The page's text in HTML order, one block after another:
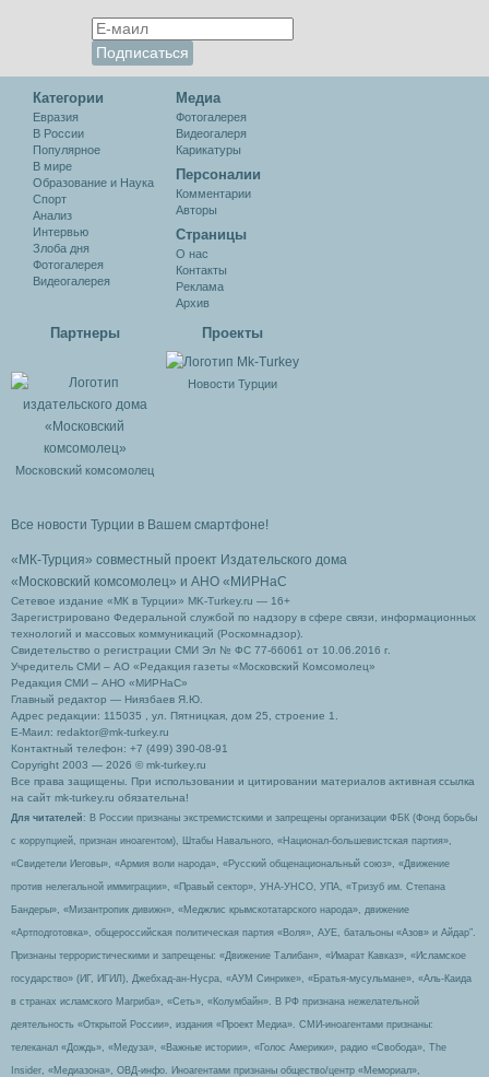
Категории
Евразия
В России
Популярное
В мире
Образование и Наука
Спорт
Анализ
Интервью
Злоба дня
Фотогалерея
Видеогалерея
Медиа
Фотогалерея
Видеогалеря
Карикатуры
Персоналии
Комментарии
Авторы
Cтраницы
О нас
Контакты
Реклама
Архив
Партнеры
Московский комсомолец
Проекты
Новости Турции
Все новости Турции в Вашем смартфоне!
«МК-Турция» совместный проект Издательского дома
«Московский комсомолец» и АНО «МИРНаС
Сетевое издание «МК в Турции» MK-Turkey.ru — 16+
Зарегистрировано Федеральной службой по надзору в сфере связи, информационных
технологий и массовых коммуникаций (Роскомнадзор).
Свидетельство о регистрации СМИ Эл № ФС 77-66061 от 10.06.2016 г.
Учредитель СМИ – АО «Редакция газеты «Московский Комсомолец»
Редакция СМИ – АНО «МИРНаС»
Главный редактор — Ниязбаев Я.Ю.
Адрес редакции: 115035 , ул. Пятницкая, дом 25, строение 1.
Е-Маил: redaktor@mk-turkey.ru
Контактный телефон: +7 (499) 390-08-91
Copyright 2003 — 2026 © mk-turkey.ru
Все права защищены. При использовании и цитировании материалов активная ссылка
на сайт mk-turkey.ru обязательна!
Для читателей : В России признаны экстремистскими и запрещены организации ФБК (Фонд борьбы
с коррупцией, признан иноагентом), Штабы Навального, «Национал-большевистская партия»,
«Свидетели Иеговы», «Армия воли народа», «Русский общенациональный союз», «Движение
против нелегальной иммиграции», «Правый сектор», УНА-УНСО, УПА, «Тризуб им. Степана
Бандеры», «Мизантропик дивижн», «Меджлис крымскотатарского народа», движение
«Артподготовка», общероссийская политическая партия «Воля», АУЕ, батальоны «Азов» и Айдар″.
Признаны террористическими и запрещены: «Движение Талибан», «Имарат Кавказ», «Исламское
государство» (ИГ, ИГИЛ), Джебхад-ан-Нусра, «АУМ Синрике», «Братья-мусульмане», «Аль-Каида
в странах исламского Магриба», «Сеть», «Колумбайн». В РФ признана нежелательной
деятельность «Открытой России», издания «Проект Медиа». СМИ-иноагентами признаны:
телеканал «Дождь», «Медуза», «Важные истории», «Голос Америки», радио «Свобода», The
Insider, «Медиазона», ОВД-инфо. Иноагентами признаны общество/центр «Мемориал»,